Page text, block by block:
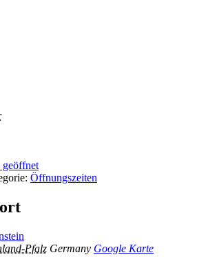
geöffnet
Öffnungszeiten
Pfalz Germany Google Karte